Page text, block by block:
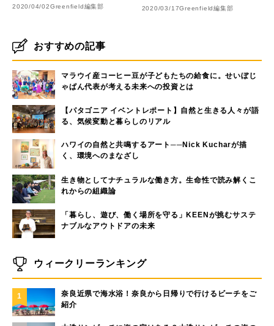
2020/04/02Greenfield編集部 2020/03/17Greenfield編集部
おすすめの記事
マラウイ産コーヒー豆が子どもたちの給食に。せいぼじ
ゃぱん代表が考える未来への投資とは
【パタゴニア イベントレポート】自然と生きる人々が語
る、気候変動と暮らしのリアル
ハワイの自然と共鳴するアート──Nick Kucharが描
く、環境へのまなざし
生き物としてナチュラルな働き方。生命性で読み解くこ
れからの組織論
「暮らし、遊び、働く場所を守る」KEENが挑むサステ
ナブルなアウトドアの未来
ウィークリーランキング
1
奈良近県で海水浴！奈良から日帰りで行けるビーチをご
紹介